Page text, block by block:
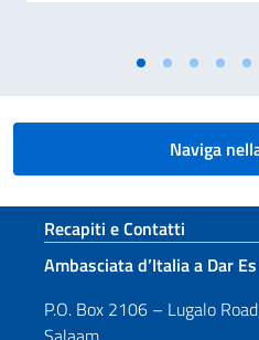
Naviga
Sezione footer
Recapiti e Contatti
Ambasciata d’Italia a Dar
P.O. Box 2106 – Lugalo